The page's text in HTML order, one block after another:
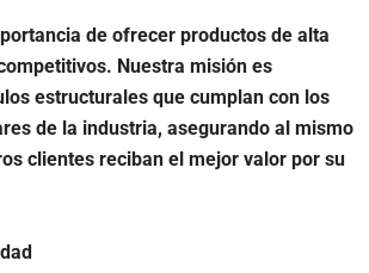
de ofrecer productos de alta
Nuestra misión es
estructurales que cumplan con los
de la industria, asegurando al mismo
clientes reciban el mejor valor por su